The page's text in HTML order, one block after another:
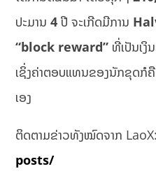
ປະມານ4 ປີ ຈະເກີດມີການ
“block reward” ທີ່ເປັນເງິ
ເຊິ່ງຄ່າຕອບແທນຂອງນັກຂຸດກໍຄື
ເອງ
ຕິດຕາມຂ່າວທັງໝົດຈາກ LaoX:
posts/